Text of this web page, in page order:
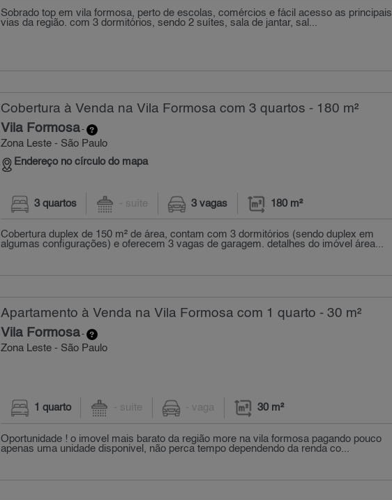
Sobrado top em vila formosa, perto de escolas, comércios e fácil acesso as principais
vias da região. com 3 dormitórios, sendo 2 suítes, sala de jantar, sal...
Cobertura à Venda na Vila Formosa com 3 quartos - 180 m²
Vila Formosa-
Zona Leste - São Paulo
Endereço no círculo do mapa
3 quartos - suíte 3 vagas 180 m²
Cobertura duplex de 150 m² de área, contam com 3 dormitórios (sendo duplex em
algumas configurações) e oferecem 3 vagas de garagem. detalhes do imóvel área...
Apartamento à Venda na Vila Formosa com 1 quarto - 30 m²
Vila Formosa-
Zona Leste - São Paulo
1 quarto - suíte - vaga 30 m²
Oportunidade ! o imovel mais barato da região more na vila formosa pagando pouco
apenas uma unidade disponivel, não perca tempo dependendo da renda co...